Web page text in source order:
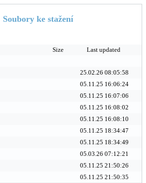
Soubory ke stažení
Size
Last updated
25.02.26 08:05:58
05.11.25 16:06:24
05.11.25 16:07:06
05.11.25 16:08:02
05.11.25 16:08:10
05.11.25 18:34:47
05.11.25 18:34:49
05.03.26 07:12:21
05.11.25 21:50:26
05.11.25 21:50:35